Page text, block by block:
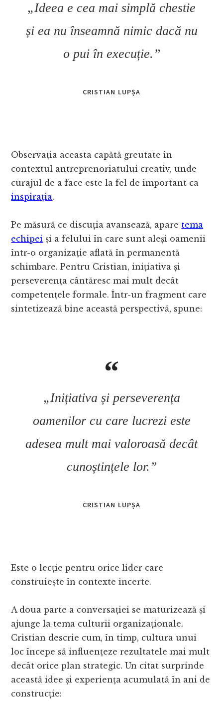
„Ideea e cea mai simplă chestie
și ea nu înseamnă nimic dacă nu
o pui în execuție.”
CRISTIAN LUPȘA
Observația aceasta capătă greutate în
contextul antreprenoriatului creativ, unde
curajul de a face este la fel de important ca
inspirația.
Pe măsură ce discuția avansează, apare tema
echipei și a felului în care sunt aleși oamenii
într-o organizație aflată în permanentă
schimbare. Pentru Cristian, inițiativa și
perseverența cântăresc mai mult decât
competențele formale. Într-un fragment care
sintetizează bine această perspectivă, spune:
„Inițiativa și perseverența
oamenilor cu care lucrezi este
adesea mult mai valoroasă decât
cunoștințele lor.”
CRISTIAN LUPȘA
Este o lecție pentru orice lider care
construiește în contexte incerte.
A doua parte a conversației se maturizează și
ajunge la tema culturii organizaționale.
Cristian descrie cum, în timp, cultura unui
loc începe să influențeze rezultatele mai mult
decât orice plan strategic. Un citat surprinde
această idee și experiența acumulată în ani de
construcție: